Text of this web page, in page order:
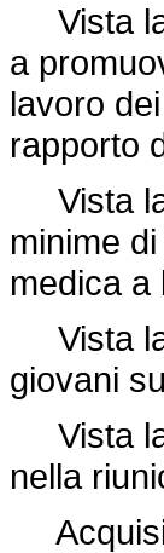
Vista
a
lavoro
rapporto
Vista la
minime
medica a
Vista la
giovani
Vista la
nella